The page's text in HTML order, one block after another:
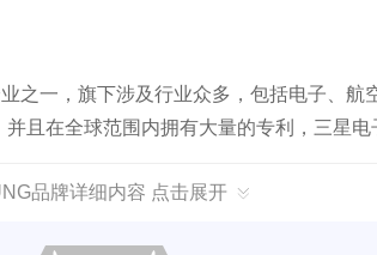
之一，旗下涉及行业众多，包括电子、航
且在全球范围内拥有大量的专利，三星
品牌详细内容 点击展开